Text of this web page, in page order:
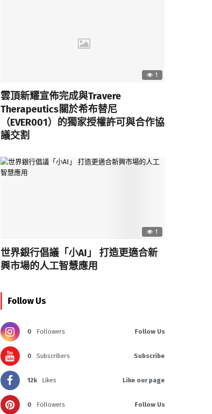
1
雲頂新耀宣佈完成與Travere
Therapeutics關於希布替尼
（EVER001）的獨家授權許可與合作協
議交割
1
世界銀行倡議「小AI」 打造更適合新
興市場的人工智慧應用
Follow Us
0 Followers Follow Us
0 Subscribers Subscribe
12k Likes Like our page
0 Followers Follow Us